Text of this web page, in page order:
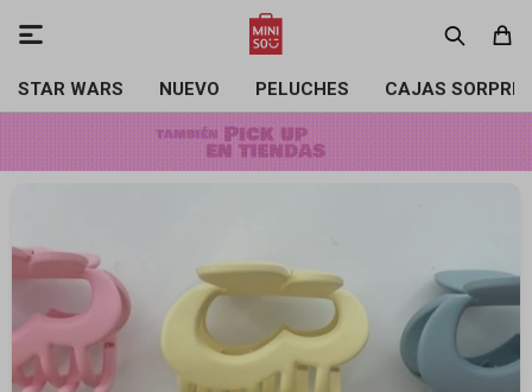
STAR WARS NUEVO PELUCHES CAJAS
